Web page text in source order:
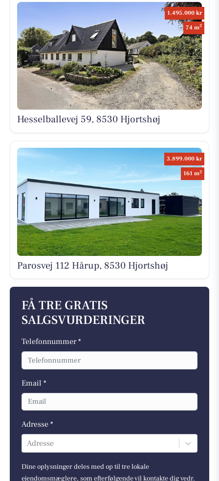
1.495.000 kr
74 m2
Hesselballevej 59, 8530 Hjortshøj
3.899.000 kr
161 m2
Parosvej 112 Hårup, 8530 Hjortshøj
FÅ TRE GRATIS
SALGSVURDERINGER
Telefonnummer *
Email *
Adresse *
Adresse
Dine oplysninger deles med op til tre lokale
ejendomsmæglere, som efterfølgende vil kontakte dig vedr.